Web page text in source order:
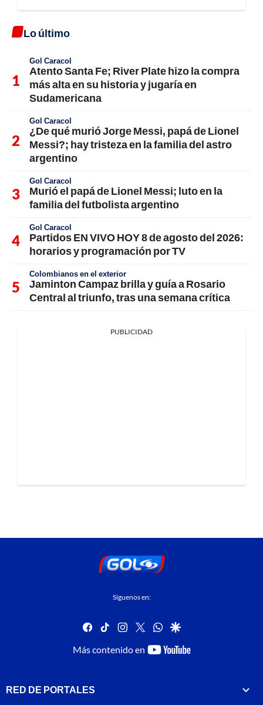
Lo último
Gol Caracol
Atento Santa Fe; River Plate hizo la compra
más alta en su historia y jugaría en
Sudamericana
Gol Caracol
¿De qué murió Jorge Messi, papá de Lionel
Messi?; hay tristeza en la familia del astro
argentino
Gol Caracol
Murió el papá de Lionel Messi; luto en la
familia del futbolista argentino
Gol Caracol
Partidos EN VIVO HOY 8 de agosto del 2026:
horarios y programación por TV
Colombianos en el exterior
Jaminton Campaz brilla y guía a Rosario
Central al triunfo, tras una semana crítica
PUBLICIDAD
Síguenos en:
facebook
tiktok instagram
twitterwhatsapp
google
Más contenido en
youtube-
RED DE PORTALES